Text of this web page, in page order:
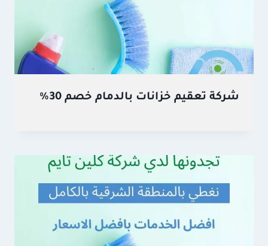
شركة تعقيم خزانات بالدمام خصم 30%